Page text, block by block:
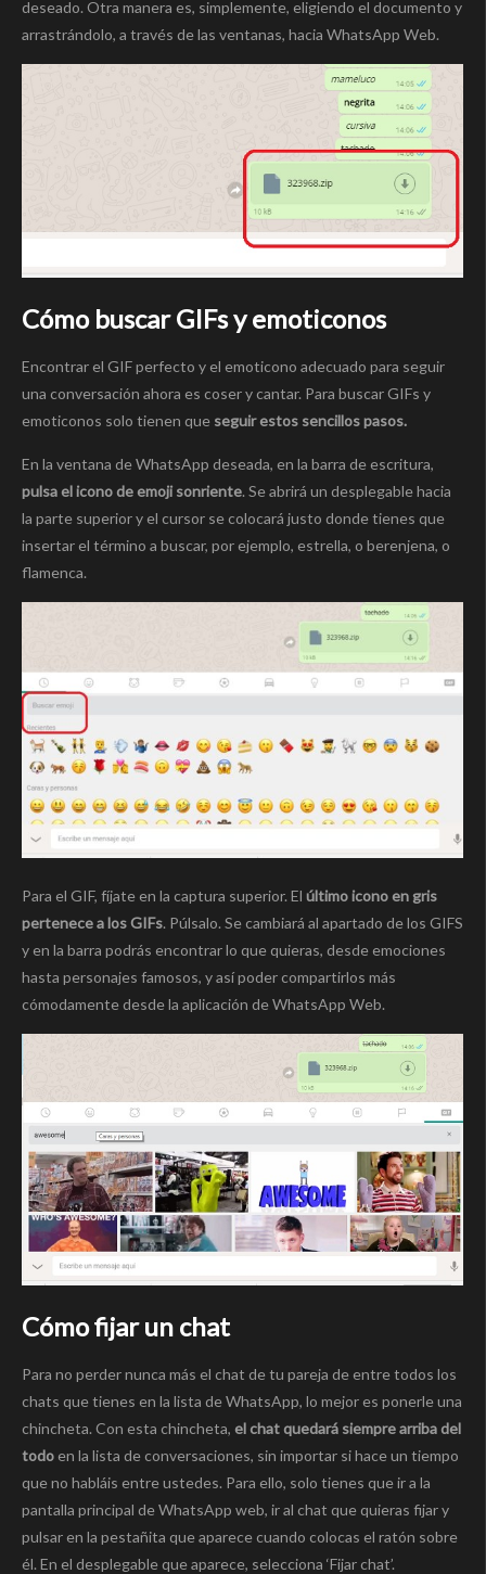
deseado. Otra manera es, simplemente, eligiendo el documento y
arrastrándolo, a través de las ventanas, hacia WhatsApp Web.
Cómo buscar GIFs y emoticonos
Encontrar el GIF perfecto y el emoticono adecuado para seguir
una conversación ahora es coser y cantar. Para buscar GIFs y
emoticonos solo tienen que seguir estos sencillos pasos.
En la ventana de WhatsApp deseada, en la barra de escritura,
pulsa el icono de emoji sonriente. Se abrirá un desplegable hacia
la parte superior y el cursor se colocará justo donde tienes que
insertar el término a buscar, por ejemplo, estrella, o berenjena, o
flamenca.
Para el GIF, fíjate en la captura superior. El último icono en gris
pertenece a los GIFs. Púlsalo. Se cambiará al apartado de los GIFS
y en la barra podrás encontrar lo que quieras, desde emociones
hasta personajes famosos, y así poder compartirlos más
cómodamente desde la aplicación de WhatsApp Web.
Cómo fijar un chat
Para no perder nunca más el chat de tu pareja de entre todos los
chats que tienes en la lista de WhatsApp, lo mejor es ponerle una
chincheta. Con esta chincheta, el chat quedará siempre arriba del
todoen la lista de conversaciones, sin importar si hace un tiempo
que no habláis entre ustedes. Para ello, solo tienes que ir a la
pantalla principal de WhatsApp web, ir al chat que quieras fijar y
pulsar en la pestañita que aparece cuando colocas el ratón sobre
él. En el desplegable que aparece, selecciona ‘Fijar chat’.